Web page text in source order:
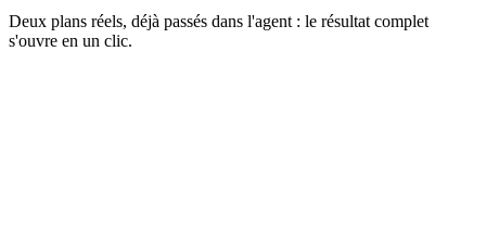
Deux plans réels, déjà passés dans l'agent : le résultat complet
s'ouvre en un clic.